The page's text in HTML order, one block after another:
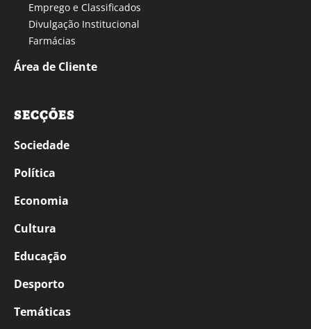
Emprego e Classificados
Divulgação Institucional
Farmácias
Área de Cliente
SECÇÕES
Sociedade
Política
Economia
Cultura
Educação
Desporto
Temáticas